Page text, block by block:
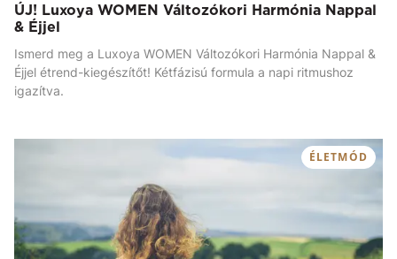
ÚJ! Luxoya WOMEN Változókori Harmónia Nappal
& Éjjel
Ismerd meg a Luxoya WOMEN Változókori Harmónia Nappal &
Éjjel étrend-kiegészítőt! Kétfázisú formula a napi ritmushoz
igazítva.
ÉLETMÓD